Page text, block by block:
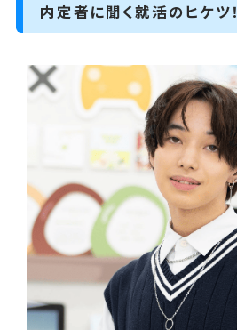
内定者に聞く就活のヒケツ！